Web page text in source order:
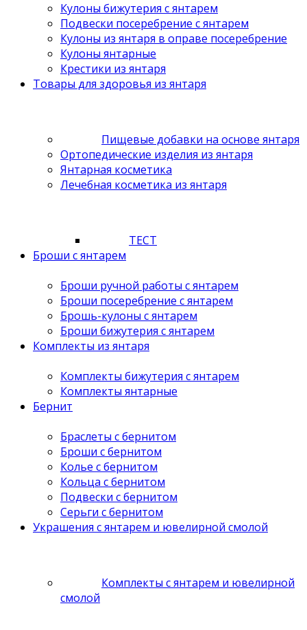
Кулоны бижутерия с янтарем
Подвески посеребрение с янтарем
Кулоны из янтаря в оправе посеребрение
Кулоны янтарные
Крестики из янтаря
Товары для здоровья из янтаря
Пищевые добавки на основе янтаря
Ортопедические изделия из янтаря
Янтарная косметика
Лечебная косметика из янтаря
ТЕСТ
Броши с янтарем
Броши ручной работы с янтарем
Броши посеребрение с янтарем
Брошь-кулоны с янтарем
Броши бижутерия с янтарем
Комплекты из янтаря
Комплекты бижутерия с янтарем
Комплекты янтарные
Бернит
Браслеты с бернитом
Броши с бернитом
Колье с бернитом
Кольца с бернитом
Подвески с бернитом
Серьги с бернитом
Украшения с янтарем и ювелирной смолой
Комплекты с янтарем и ювелирной
смолой